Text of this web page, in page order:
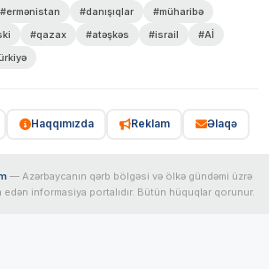
#ermənistan #danışıqlar
#müharibə
#qazax #atəşkəs #israil
#Aİ
Haqqımızda Reklam Əlaqə
— Azərbaycanın qərb bölgəsi və ölkə gündəmi üzrə
informasiya portalıdır. Bütün hüquqlar qorunur.